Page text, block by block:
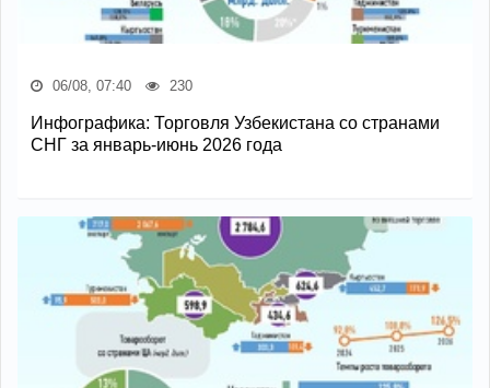
06/08, 07:40 230
Инфографика: Торговля Узбекистана со странами
СНГ за январь-июнь 2026 года